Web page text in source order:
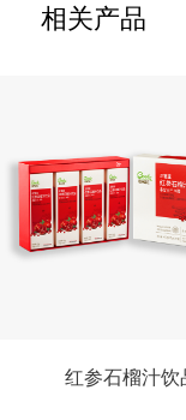
相关产品
红参石榴汁饮